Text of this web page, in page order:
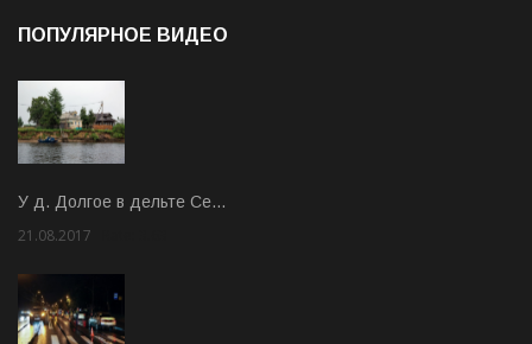
ПОПУЛЯРНОЕ ВИДЕО
У д. Долгое в дельте Се…
21.08.2017